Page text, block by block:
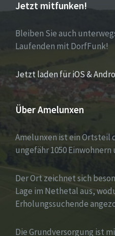
Jetzt mitfunken!
Bleiben Sie auch
Laufenden mit DorfFunk!
Jetzt laden für iOS &
Über Amelunxen
Amelunxen ist ein Ortsteil
ungefähr 1050
Der Ort zeichnet sich
Lage im Nethetal aus,
Erholungssuchende
Die Grundversorgung ist